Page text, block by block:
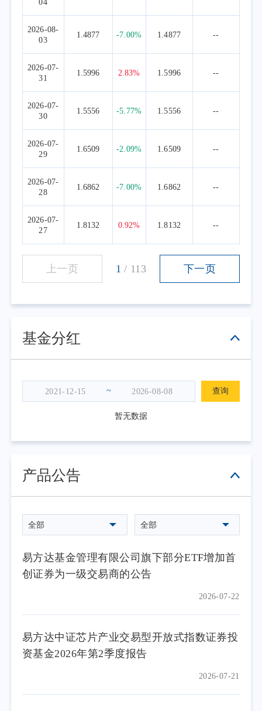
2026-08-
03
1.4877 -7.00% 1.4877 --
2026-07-
31
1.5996 2.83% 1.5996 --
2026-07-
30
1.5556 -5.77% 1.5556 --
2026-07-
29
1.6509 -2.09% 1.6509 --
2026-07-
28
1.6862 -7.00% 1.6862 --
2026-07-
27
1.8132 0.92% 1.8132 --
上一页 1 / 113 下一页
基金分红
~ 查询
暂无数据
产品公告
全部 全部
易方达基金管理有限公司旗下部分ETF增加首
创证券为一级交易商的公告
2026-07-22
易方达中证芯片产业交易型开放式指数证券投
资基金2026年第2季度报告
2026-07-21